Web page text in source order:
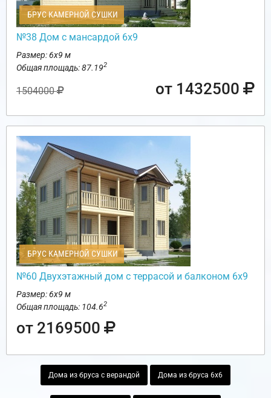
БРУС КАМЕРНОЙ СУШКИ
№38 Дом с мансардой 6х9
Размер: 6х9 м
Общая площадь: 87.192
1504000 от 1432500
БРУС КАМЕРНОЙ СУШКИ
№60 Двухэтажный дом с террасой и балконом 6х9
Размер: 6х9 м
Общая площадь: 104.62
от 2169500
Дома из бруса с верандой Дома из бруса 6х6